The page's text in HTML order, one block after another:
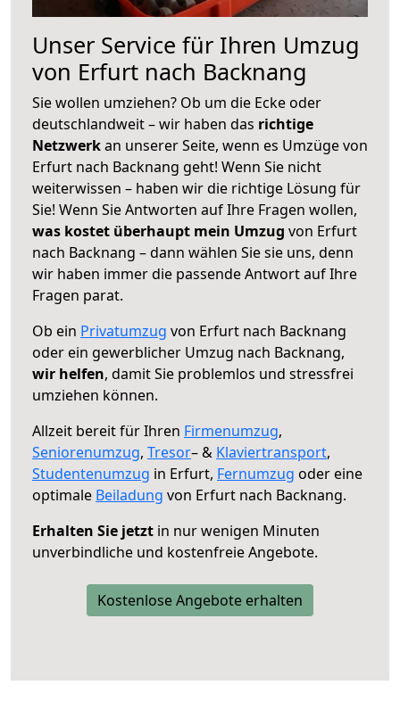
Unser Service für Ihren Umzug
von Erfurt nach Backnang
Sie wollen umziehen? Ob um die Ecke oder
deutschlandweit – wir haben das richtige
Netzwerkan unserer Seite, wenn es Umzüge von
Erfurt nach Backnang geht! Wenn Sie nicht
weiterwissen – haben wir die richtige Lösung für
Sie! Wenn Sie Antworten auf Ihre Fragen wollen,
was kostet überhaupt mein Umzug von Erfurt
nach Backnang – dann wählen Sie sie uns, denn
wir haben immer die passende Antwort auf Ihre
Fragen parat.
Ob ein Privatumzug von Erfurt nach Backnang
oder ein gewerblicher Umzug nach Backnang,
wir helfen, damit Sie problemlos und stressfrei
umziehen können.
Allzeit bereit für Ihren Firmenumzug,
Seniorenumzug, Tresor– & Klaviertransport,
Studentenumzug in Erfurt, Fernumzug oder eine
optimale Beiladung von Erfurt nach Backnang.
Erhalten Sie jetzt in nur wenigen Minuten
unverbindliche und kostenfreie Angebote.
Kostenlose Angebote erhalten